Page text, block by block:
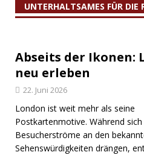
UNTERHALTSAMES FÜR DIE
Abseits der Ikonen:
neu erleben
22. Juni 2026
London ist weit mehr als seine
Postkartenmotive. Während sich
Besucherströme an den
Sehenswürdigkeiten drängen,